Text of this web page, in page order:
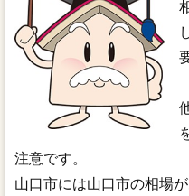
注意です。
山口市には山口市の相場